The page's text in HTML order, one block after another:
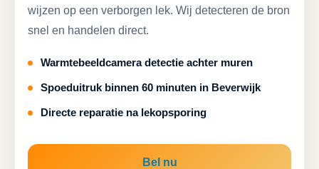
wijzen op een verborgen lek. Wij detecteren de bron
snel en handelen direct.
Warmtebeeldcamera detectie achter muren
Spoeduitruk binnen 60 minuten in Beverwijk
Directe reparatie na lekopsporing
Bel nu